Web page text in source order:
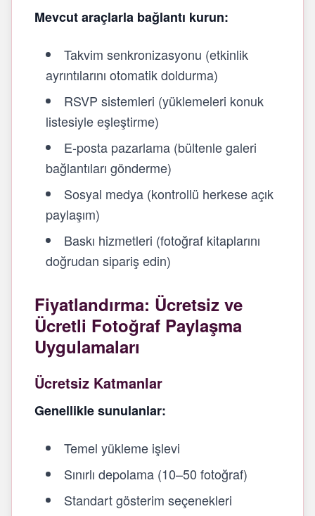
Mevcut araçlarla bağlantı kurun:
Takvim senkronizasyonu (etkinlik
ayrıntılarını otomatik doldurma)
RSVP sistemleri (yüklemeleri konuk
listesiyle eşleştirme)
E-posta pazarlama (bültenle galeri
bağlantıları gönderme)
Sosyal medya (kontrollü herkese açık
paylaşım)
Baskı hizmetleri (fotoğraf kitaplarını
doğrudan sipariş edin)
Fiyatlandırma: Ücretsiz ve
Ücretli Fotoğraf Paylaşma
Uygulamaları
Ücretsiz Katmanlar
Genellikle sunulanlar:
Temel yükleme işlevi
Sınırlı depolama (10–50 fotoğraf)
Standart gösterim seçenekleri